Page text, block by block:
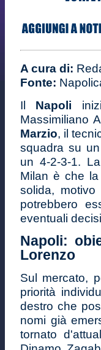
A cura di:
Fonte:
Il Napoli
Massimiliano
Marzio, il
squadra su
un 4-2-3-1.
Milan è che
solida,
potrebbero
eventuali
Napoli:
Lorenzo
Sul mercato,
priorità
destro che
nomi già
tornato